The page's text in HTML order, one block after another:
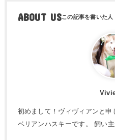
ABOUT US
初めまして！ヴィヴィアンと
ベリアンハスキーです。 飼い主